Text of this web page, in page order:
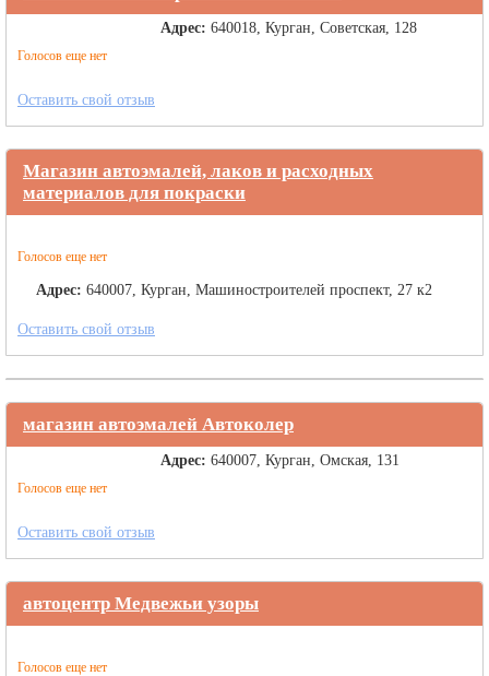
Голосов еще нет
Адрес: 640018, Курган, Советская, 128
Оставить свой отзыв
Магазин автоэмалей, лаков и расходных
материалов для покраски
Голосов еще нет
Адрес: 640007, Курган, Машиностроителей проспект, 27 к2
Оставить свой отзыв
магазин автоэмалей Автоколер
Голосов еще нет
Адрес: 640007, Курган, Омская, 131
Оставить свой отзыв
автоцентр Медвежьи узоры
Голосов еще нет